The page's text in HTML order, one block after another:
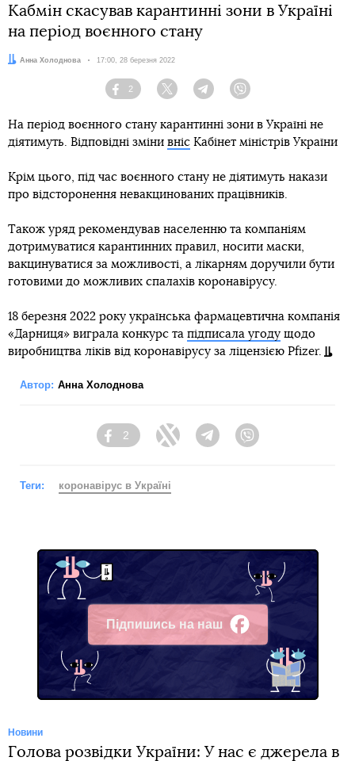
Кабмін скасував карантинні зони в Україні
на період воєнного стану
Автор:
Анна Холоднова Дата:
17:00, 28 березня 2022
Facebook
2
Twitter TelegramViber
На період воєнного стану карантинні зони в Україні не
діятимуть. Відповідні зміни вніс Кабінет міністрів України
Крім цього, під час воєнного стану не діятимуть накази
про відсторонення невакцинованих працівників.
Також уряд рекомендував населенню та компаніям
дотримуватися карантинних правил, носити маски,
вакцинуватися за можливості, а лікарням доручили бути
готовими до можливих спалахів коронавірусу.
18 березня 2022 року українська фармацевтична компанія
«Дарниця» виграла конкурс та підписала угоду щодо
виробництва ліків від коронавірусу за ліцензією Pfizer.
Автор: Анна Холоднова
Facebook
2
Twitter TelegramViber
Теги: коронавірус в Україні
Підпишись на наш
Facebook
Новини
Голова розвідки України: У нас є джерела в